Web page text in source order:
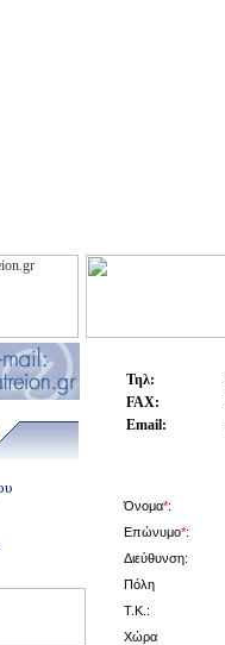
Τηλ:
FAX:
Email:
Όνομα*:
Επώνυμο*:
Διεύθυνση:
Πόλη
Τ.Κ.:
Χώρα